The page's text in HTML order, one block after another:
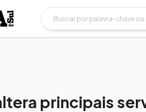
principais